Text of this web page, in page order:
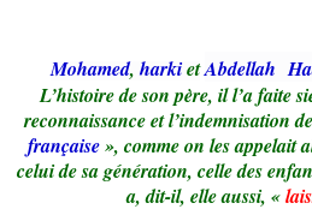
Mohamed, harkietAbdellah
L’histoire de son père, il l’a faite
reconnaissance et l’indemnisation
française», comme on les appelait
celui de sa génération, celle des
a, dit-il, elle aussi, «